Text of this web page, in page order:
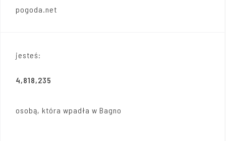
pogoda.net
jesteś:
4,818,235
osobą, która wpadła w Bagno